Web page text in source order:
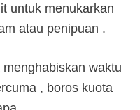
untuk menukarkan
atau penipuan .
waktu
, boros kuota